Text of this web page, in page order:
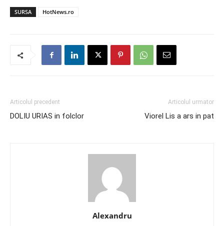
SURSA HotNews.ro
Articolul precedent
DOLIU URIAS in folclor
Articolul urmator
Viorel Lis a ars in pat
Alexandru